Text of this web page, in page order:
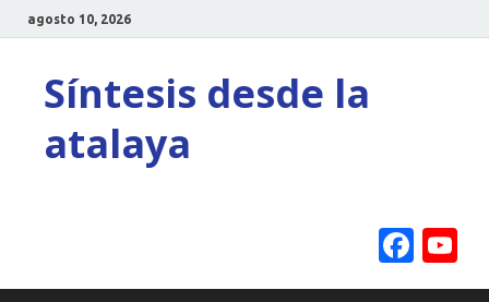
agosto 10, 2026
Síntesis desde la
atalaya